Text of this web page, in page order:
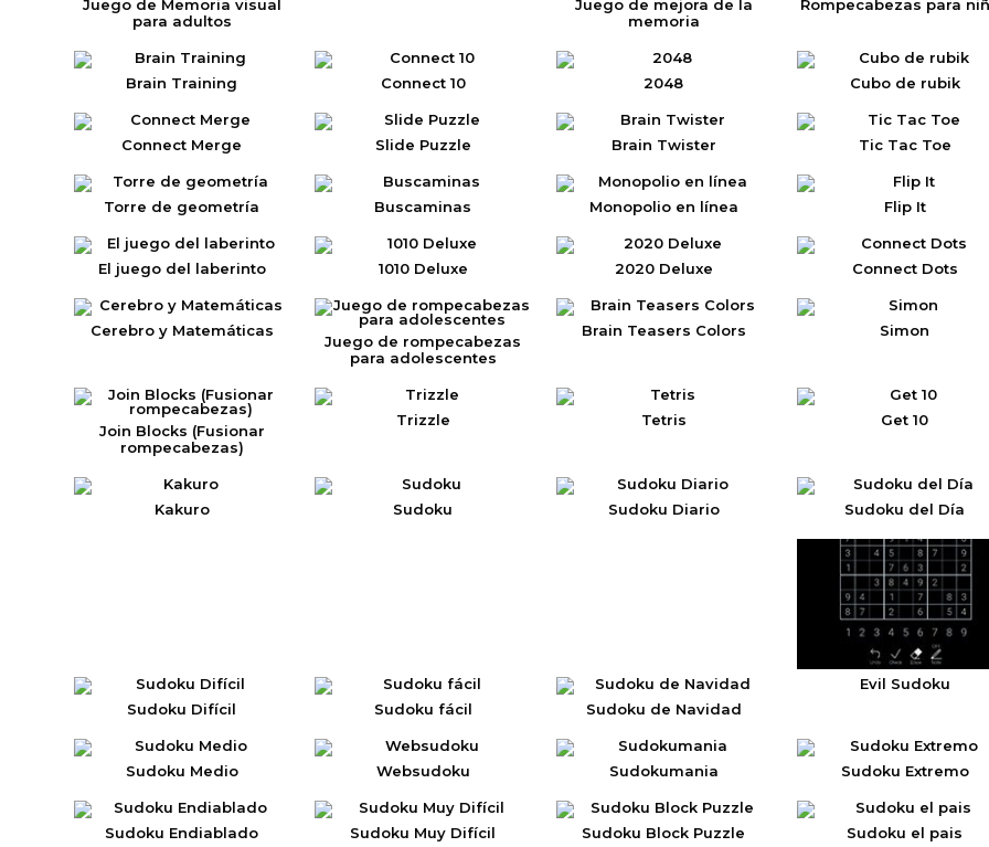
Juego de Memoria visual
para adultos
Juego de mejora de la
memoria
Rompecabezas para
Brain Training Connect 10 2048 Cubo de rubik
Connect Merge Slide Puzzle Brain Twister Tic Tac Toe
Torre de geometría Buscaminas Monopolio en línea Flip It
El juego del laberinto 1010 Deluxe 2020 Deluxe Connect Dots
Cerebro y Matemáticas
Juego de rompecabezas
para adolescentes
Brain Teasers Colors Simon
Join Blocks (Fusionar
rompecabezas)
Trizzle Tetris Get 10
Kakuro Sudoku Sudoku Diario Sudoku del Día
Sudoku Difícil Sudoku fácil Sudoku de Navidad
Evil Sudoku
Sudoku Medio Websudoku Sudokumania Sudoku Extremo
Sudoku Endiablado Sudoku Muy Difícil Sudoku Block Puzzle Sudoku el pais